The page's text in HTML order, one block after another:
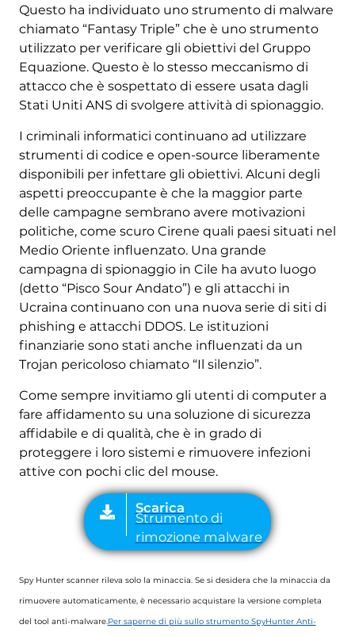
Questo ha individuato uno strumento di malware
chiamato “Fantasy Triple” che è uno strumento
utilizzato per verificare gli obiettivi del Gruppo
Equazione. Questo è lo stesso meccanismo di
attacco che è sospettato di essere usata dagli
Stati Uniti ANS di svolgere attività di spionaggio.
I criminali informatici continuano ad utilizzare
strumenti di codice e open-source liberamente
disponibili per infettare gli obiettivi. Alcuni degli
aspetti preoccupante è che la maggior parte
delle campagne sembrano avere motivazioni
politiche, come scuro Cirene quali paesi situati nel
Medio Oriente influenzato. Una grande
campagna di spionaggio in Cile ha avuto luogo
(detto “Pisco Sour Andato”) e gli attacchi in
Ucraina continuano con una nuova serie di siti di
phishing e attacchi DDOS. Le istituzioni
finanziarie sono stati anche influenzati da un
Trojan pericoloso chiamato “Il silenzio”.
Come sempre invitiamo gli utenti di computer a
fare affidamento su una soluzione di sicurezza
affidabile e di qualità, che è in grado di
proteggere i loro sistemi e rimuovere infezioni
attive con pochi clic del mouse.
Scarica
Strumento di
rimozione malware
Spy Hunter scanner rileva solo la minaccia. Se si desidera che la minaccia da
rimuovere automaticamente, è necessario acquistare la versione completa
del tool anti-malware.Per saperne di più sullo strumento SpyHunter Anti-